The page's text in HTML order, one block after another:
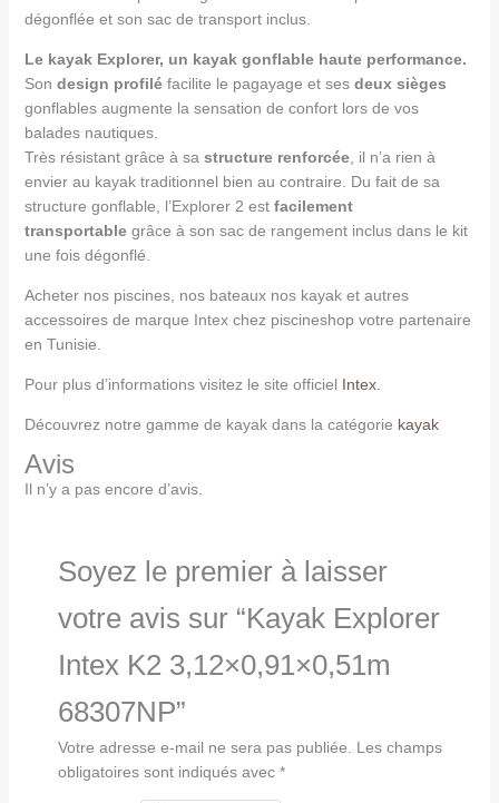
dégonflée et son sac de transport inclus.
Le kayak Explorer, un kayak gonflable haute performance.
Son design profiléfacilite le pagayage et ses deux sièges
gonflables augmente la sensation de confort lors de vos
balades nautiques.
Très résistant grâce à sa structure renforcée, il n’a rien à
envier au kayak traditionnel bien au contraire. Du fait de sa
structure gonflable, l’Explorer 2 est facilement
transportablegrâce à son sac de rangement inclus dans le kit
une fois dégonflé.
Acheter nos piscines, nos bateaux nos kayak et autres
accessoires de marque Intex chez piscineshop votre partenaire
en Tunisie.
Pour plus d’informations visitez le site officiel Intex.
Découvrez notre gamme de kayak dans la catégorie kayak
Avis
Il n’y a pas encore d’avis.
Soyez le premier à laisser
votre avis sur “Kayak Explorer
Intex K2 3,12×0,91×0,51m
68307NP”
Votre adresse e-mail ne sera pas publiée.
Les champs
obligatoires sont indiqués avec *